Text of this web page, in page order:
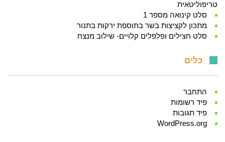
טריפוליטאית
סלט קינואה מספר 1
מתכון לקציצות בשר בתוספת ירקות בתנור
סלט חצילים ופלפלים קלויים- שילוב מנצח
כלים
התחבר
פיד רשומות
פיד תגובות
WordPress.org